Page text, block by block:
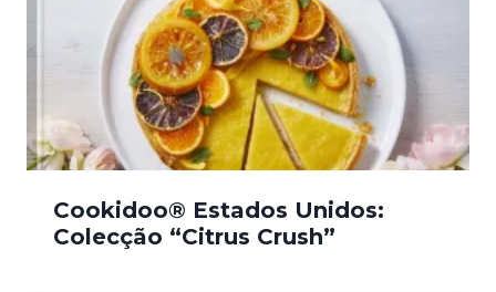
Cookidoo® Estados Unidos:
Colecção “Citrus Crush”